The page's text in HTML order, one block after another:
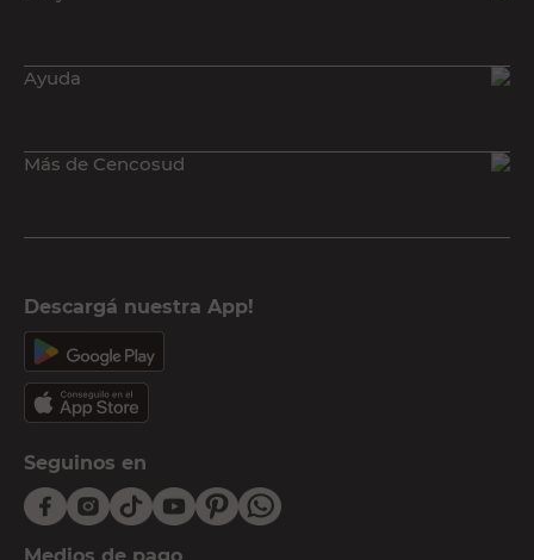
Ayuda
Más de Cencosud
Descargá nuestra App!
Seguinos en